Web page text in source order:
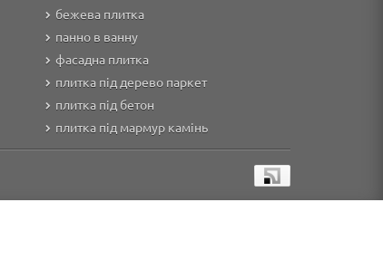
бежева плитка
панно в ванну
фасадна плитка
плитка під дерево паркет
плитка під бетон
плитка під мармур камінь